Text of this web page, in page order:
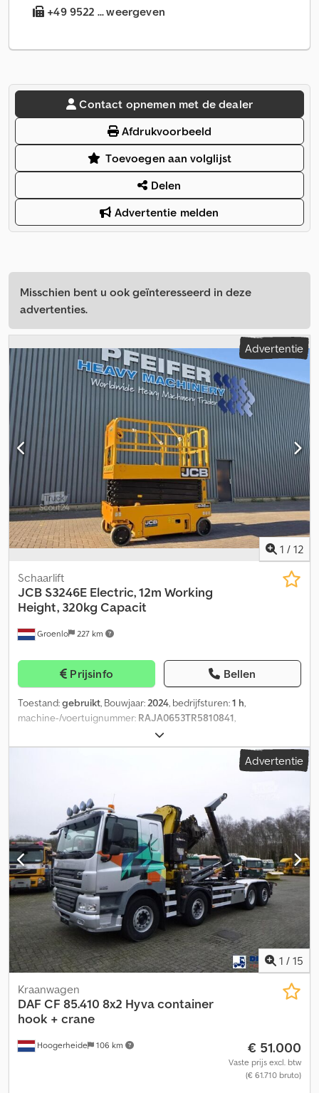
+49 9522 ... weergeven
Contact opnemen met de dealer
Afdrukvoorbeeld
Toevoegen aan volglijst
Delen
Advertentie melden
Misschien bent u ook geïnteresseerd in deze
advertenties.
Advertentie
1 / 12
Groenlo 227 km
Schaarlift
JCB S3246E Electric, 12m Working
Height, 320kg Capacit
Prijsinfo Bellen
Toestand:gebruikt, Bouwjaar:2024, bedrijfsturen:1 h,
machine-/voertuignummer: RAJA0653TR5810841,
Laadvermogen: 2.852 kg Capaciteit van de laadbak: 320 kg
Werkhoogte: 1.175 cm Afmetingen van de laadbak: 240 x 117 x 243
cm Staat van de voorbanden: 0 Staat van de achterbanden: 0
Advertentie
1 / 15
Hoogerheide 106 km
Kraanwagen
DAF CF 85.410 8x2 Hyva container
hook + crane
€ 51.000
Vaste prijs excl. btw
(€ 61.710 bruto)